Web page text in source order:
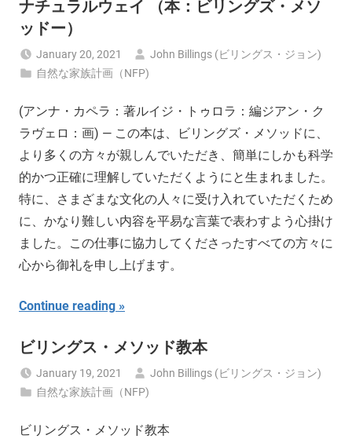
ナチュラルウェイ （本：ビリングズ・メソ
ッドー）
January 20, 2021
John Billings (ビリングス・ジョン)
自然な家族計画（NFP)
(アンナ・カペラ：著ルイジ・トゥロラ：編ジアン・ク
ラヴェロ：画) — この本は、ビリングズ・メソッドに、
より多くの方々が親しんでいただき、簡単にしかも科学
的かつ正確に理解していただくようにと生まれました。
特に、さまざまな文化の人々に受け入れていただくため
に、かなり難しい内容を平易な言葉で表わすよう心掛け
ました。この仕事に協力してくださったすべての方々に
心から御礼を申し上げます。
Continue reading
ビリングス・メソッド教本
January 19, 2021
John Billings (ビリングス・ジョン)
自然な家族計画（NFP)
ビリングス・メソッド教本